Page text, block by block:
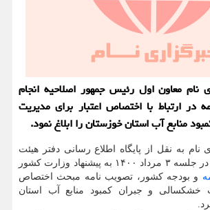
نام معاون اول رئیس جمهور اصلاحیه انجام
ارتباط با اختصاص اعتبار برای مدیریت
منابع آب استان خوزستان را ابلاغ نمود.
به نقل از پایگاه اطلاع رسانی دفتر هیئت
، هیئت وزیران در جلسه ۳ مرداد ۱۴۰۰ به پیشنهاد وزارت کشور
و بودجه کشور، تصویب نامه مبحث اختصاص
خشکسالی و جبران کمبود منابع آب استان